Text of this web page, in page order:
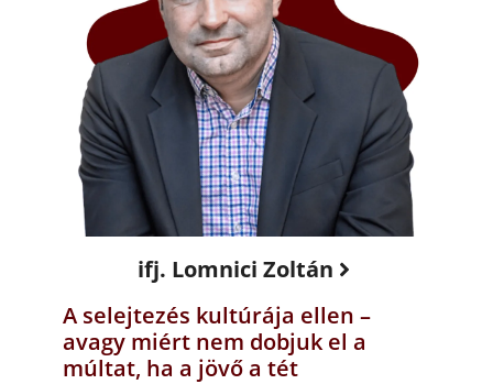
ifj. Lomnici Zoltán
A selejtezés kultúrája ellen –
avagy miért nem dobjuk el a
múltat, ha a jövő a tét